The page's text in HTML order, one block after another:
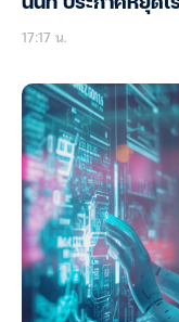
17:17 น.